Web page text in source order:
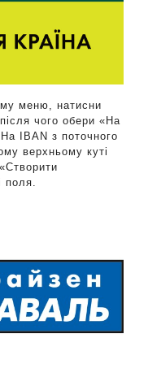
меню, натисни
чого обери «На
IBAN з поточного
верхньому куті
поля.